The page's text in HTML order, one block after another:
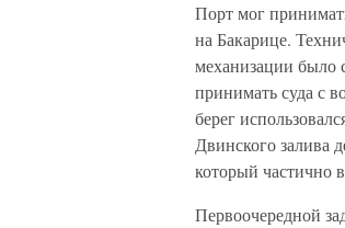
Порт мог
на Бакарице.
механизации было
принимать суда с
берег
Двинского залива
который частично
Первоочередной